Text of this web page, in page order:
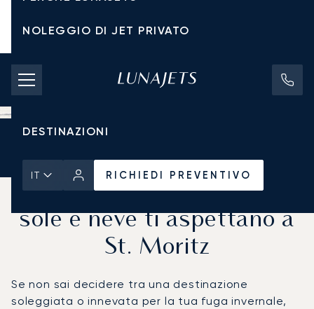
NOLEGGIO DI JET PRIVATO
TARIFFE DI NOLEGGIO
JET PRIVATI
DESTINAZIONI
IT RICHIEDI PREVENTIVO
La fuga invernale perfetta:
sole e neve ti aspettano a
St. Moritz
Se non sai decidere tra una destinazione
soleggiata o innevata per la tua fuga invernale,